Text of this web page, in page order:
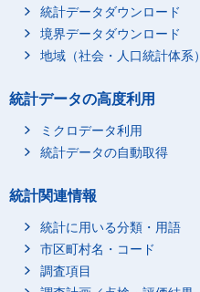
統計データダウンロード
境界データダウンロード
地域（社会・人口統計体系）
統計データの高度利用
ミクロデータ利用
統計データの自動取得
統計関連情報
統計に用いる分類・用語
市区町村名・コード
調査項目